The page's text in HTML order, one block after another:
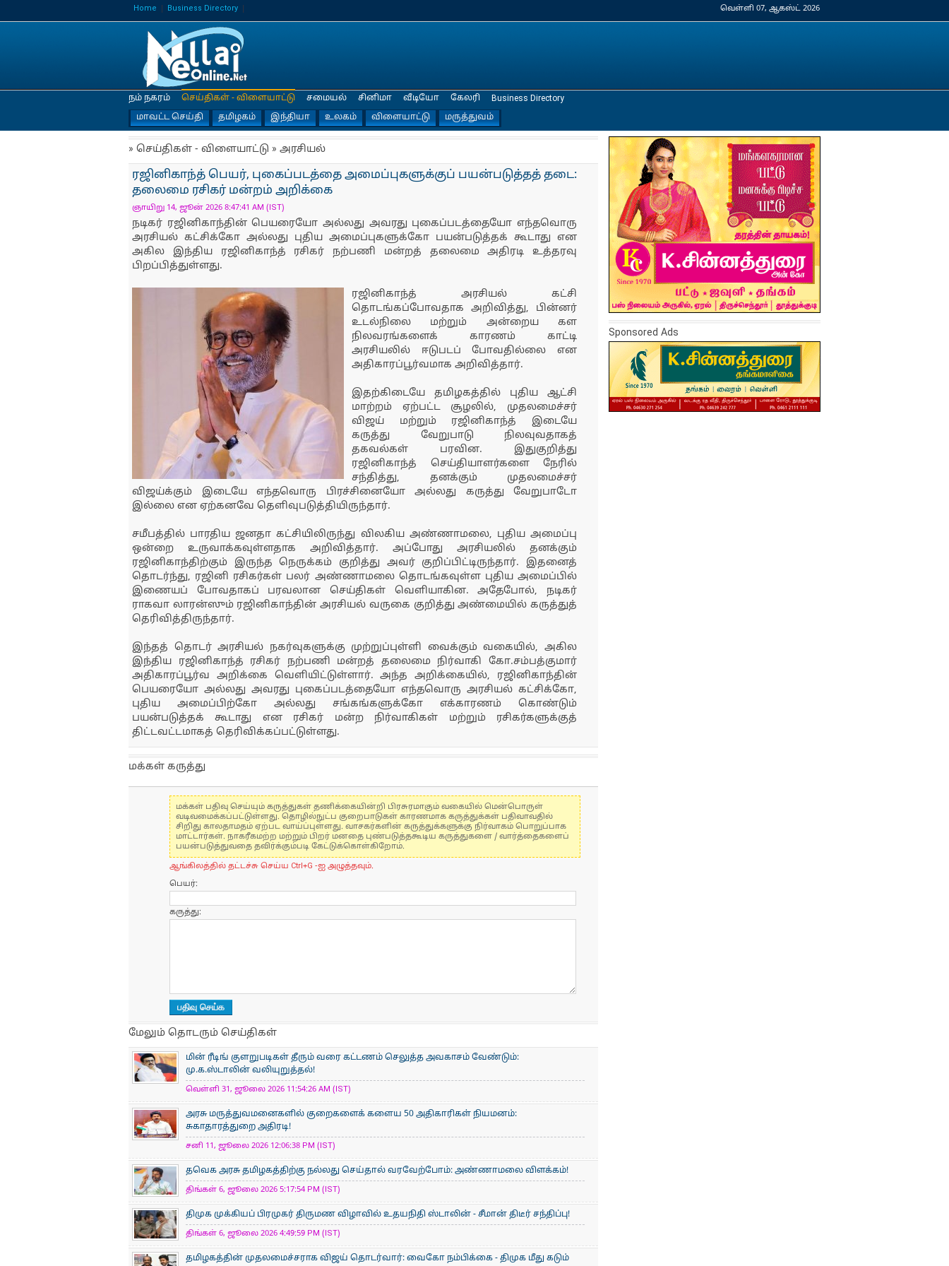
Home Business Directory வெள்ளி 07, ஆகஸ்ட் 2026
நம் நகரம்
செய்திகள் - விளையாட்டு
மாவட்ட செய்தி
தமிழகம் இந்தியா உலகம் விளையாட்டு மருத்துவம்
சமையல் சினிமா வீடியோ கேலரி Business Directory
» செய்திகள் - விளையாட்டு » அரசியல்
ரஜினிகாந்த் பெயர், புகைப்படத்தை அமைப்புகளுக்குப் பயன்படுத்தத் தடை:
தலைமை ரசிகர் மன்றம் அறிக்கை
ஞாயிறு 14, ஜூன் 2026 8:47:41 AM (IST)
நடிகர் ரஜினிகாந்தின் பெயரையோ அல்லது அவரது புகைப்படத்தையோ எந்தவொரு
அரசியல் கட்சிக்கோ அல்லது புதிய அமைப்புகளுக்கோ பயன்படுத்தக் கூடாது என
அகில இந்திய ரஜினிகாந்த் ரசிகர் நற்பணி மன்றத் தலைமை அதிரடி உத்தரவு
பிறப்பித்துள்ளது.
ரஜினிகாந்த் அரசியல் கட்சி
தொடங்கப்போவதாக அறிவித்து, பின்னர்
உடல்நிலை மற்றும் அன்றைய கள
நிலவரங்களைக் காரணம் காட்டி
அரசியலில் ஈடுபடப் போவதில்லை என
அதிகாரப்பூர்வமாக அறிவித்தார்.
இதற்கிடையே தமிழகத்தில் புதிய ஆட்சி
மாற்றம் ஏற்பட்ட சூழலில், முதலமைச்சர்
விஜய் மற்றும் ரஜினிகாந்த் இடையே
கருத்து வேறுபாடு நிலவுவதாகத்
தகவல்கள் பரவின. இதுகுறித்து
ரஜினிகாந்த் செய்தியாளர்களை நேரில்
சந்தித்து, தனக்கும் முதலமைச்சர்
விஜய்க்கும் இடையே எந்தவொரு பிரச்சினையோ அல்லது கருத்து வேறுபாடோ
இல்லை என ஏற்கனவே தெளிவுபடுத்தியிருந்தார்.
சமீபத்தில் பாரதிய ஜனதா கட்சியிலிருந்து விலகிய அண்ணாமலை, புதிய அமைப்பு
ஒன்றை உருவாக்கவுள்ளதாக அறிவித்தார். அப்போது அரசியலில் தனக்கும்
ரஜினிகாந்திற்கும் இருந்த நெருக்கம் குறித்து அவர் குறிப்பிட்டிருந்தார். இதனைத்
தொடர்ந்து, ரஜினி ரசிகர்கள் பலர் அண்ணாமலை தொடங்கவுள்ள புதிய அமைப்பில்
இணையப் போவதாகப் பரவலான செய்திகள் வெளியாகின. அதேபோல், நடிகர்
ராகவா லாரன்ஸும் ரஜினிகாந்தின் அரசியல் வருகை குறித்து அண்மையில் கருத்துத்
தெரிவித்திருந்தார்.
இந்தத் தொடர் அரசியல் நகர்வுகளுக்கு முற்றுப்புள்ளி வைக்கும் வகையில், அகில
இந்திய ரஜினிகாந்த் ரசிகர் நற்பணி மன்றத் தலைமை நிர்வாகி கோ.சம்பத்குமார்
அதிகாரப்பூர்வ அறிக்கை வெளியிட்டுள்ளார். அந்த அறிக்கையில், ரஜினிகாந்தின்
பெயரையோ அல்லது அவரது புகைப்படத்தையோ எந்தவொரு அரசியல் கட்சிக்கோ,
புதிய அமைப்பிற்கோ அல்லது சங்கங்களுக்கோ எக்காரணம் கொண்டும்
பயன்படுத்தக் கூடாது என ரசிகர் மன்ற நிர்வாகிகள் மற்றும் ரசிகர்களுக்குத்
திட்டவட்டமாகத் தெரிவிக்கப்பட்டுள்ளது.
மக்கள் கருத்து
மக்கள் பதிவு செய்யும் கருத்துகள் தணிக்கையின்றி பிரசுரமாகும் வகையில் மென்பொருள்
வடிவமைக்கப்பட்டுள்ளது. தொழில்நுட்ப குறைபாடுகள் காரணமாக கருத்துக்கள் பதிவாவதில்
சிறிது காலதாமதம் ஏற்பட வாய்ப்புள்ளது. வாசகர்களின் கருத்துக்களுக்கு நிர்வாகம் பொறுப்பாக
மாட்டார்கள். நாகரீகமற்ற மற்றும் பிறர் மனதை புண்படுத்தகூடிய கருத்துகளை / வார்த்தைகளைப்
பயன்படுத்துவதை தவிர்க்கும்படி கேட்டுக்கொள்கிறோம்.
ஆங்கிலத்தில் தட்டச்சு செய்ய Ctrl+G -ஐ அழுத்தவும்.
பெயர்:
கருத்து:
மேலும் தொடரும் செய்திகள்
மின் ரீடிங் குளறுபடிகள் தீரும் வரை கட்டணம் செலுத்த அவகாசம் வேண்டும்:
மு.க.ஸ்டாலின் வலியுறுத்தல்!
வெள்ளி 31, ஜூலை 2026 11:54:26 AM (IST)
அரசு மருத்துவமனைகளில் குறைகளைக் களைய 50 அதிகாரிகள் நியமனம்:
சுகாதாரத்துறை அதிரடி!
சனி 11, ஜூலை 2026 12:06:38 PM (IST)
தவெக அரசு தமிழகத்திற்கு நல்லது செய்தால் வரவேற்போம்: அண்ணாமலை விளக்கம்!
திங்கள் 6, ஜூலை 2026 5:17:54 PM (IST)
திமுக முக்கியப் பிரமுகர் திருமண விழாவில் உதயநிதி ஸ்டாலின் - சீமான் திடீர் சந்திப்பு!
திங்கள் 6, ஜூலை 2026 4:49:59 PM (IST)
தமிழகத்தின் முதலமைச்சராக விஜய் தொடர்வார்: வைகோ நம்பிக்கை - திமுக மீது கடும்
Sponsored Ads